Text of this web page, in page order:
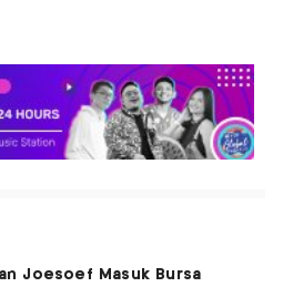
Joesoef Masuk Bursa